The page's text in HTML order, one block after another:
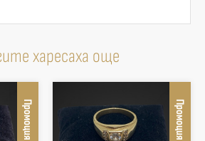
харесаха още
Промоция Промоция